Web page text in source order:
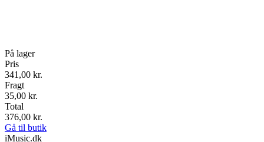
På lager
Pris
341,00 kr.
Fragt
35,00 kr.
Total
376,00 kr.
Gå til butik
iMusic.dk